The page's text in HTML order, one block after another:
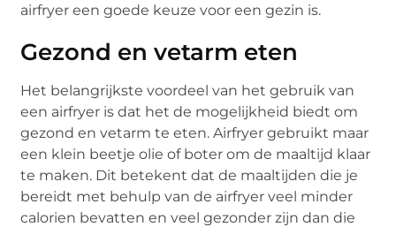
airfryer een goede keuze voor een gezin is.
Gezond en vetarm eten
Het belangrijkste voordeel van het gebruik van
een airfryer is dat het de mogelijkheid biedt om
gezond en vetarm te eten. Airfryer gebruikt maar
een klein beetje olie of boter om de maaltijd klaar
te maken. Dit betekent dat de maaltijden die je
bereidt met behulp van de airfryer veel minder
calorien bevatten en veel gezonder zijn dan die